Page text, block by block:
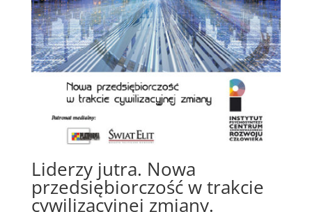
Liderzy jutra. Nowa
przedsiębiorczość w trakcie
cywilizacyjnej zmiany.